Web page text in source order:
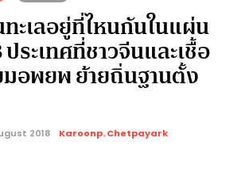
ะเลอยู่ที่ไหนกันในแผ่น
ระเทศที่ชาวจีนและเชื้อ
อพยพ ย้ายถิ่นฐานตั้ง
2018 Karoonp. Chetpayark